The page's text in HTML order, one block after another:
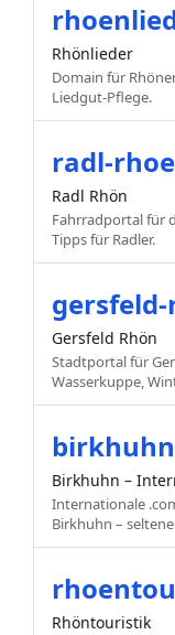
Rhönlieder
Domain für
Liedgut-Pflege.
radl-
Radl Rhön
Fahrradportal für
Tipps für Radler.
Gersfeld Rhön
Stadtportal für
Wasserkuppe,
Birkhuhn –
Internationale
Birkhuhn –
Rhöntouristik